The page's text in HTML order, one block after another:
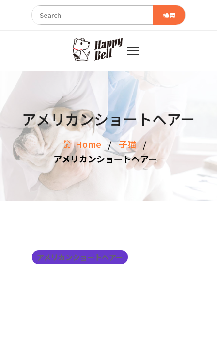
検索
アメリカンショートヘアー
Home / 子猫 /
アメリカンショートヘアー
アメリカンショートヘアー